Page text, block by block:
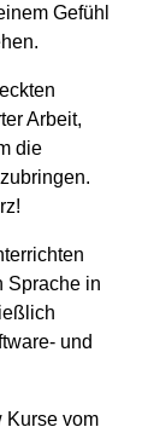
Gefühl
Arbeit,
die
Sprache in
und
Kurse vom